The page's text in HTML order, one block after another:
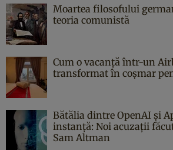
Moartea filosofului
teoria comunistă
Cum o vacanță într-un
transformat în coșmar
Bătălia dintre OpenAI și
instanță: Noi acuzații
Sam Altman